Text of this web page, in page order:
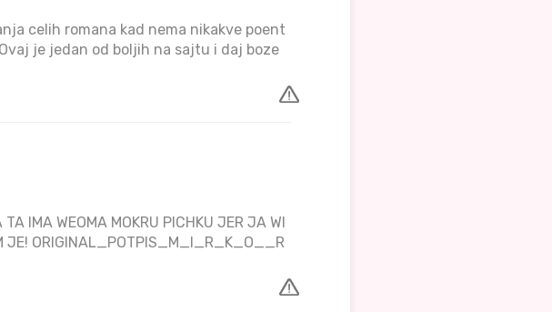
celih romana kad nema nikakve poent
je jedan od boljih na sajtu i daj boze
IMA WEOMA MOKRU PICHKU JER JA WI
JE! ORIGINAL_POTPIS_M_I_R_K_O__R